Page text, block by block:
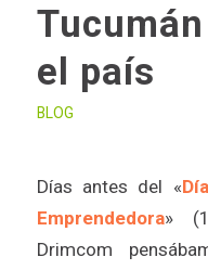
el país
BLOG
Días antes del «
Emprendedora»
Drimcom